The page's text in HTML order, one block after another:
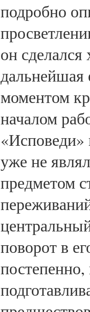
подробно
он
моментом
началом
«Исповеди»
уже не
предметом
поворот в